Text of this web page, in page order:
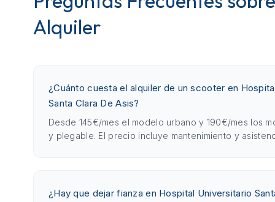
Alquiler
¿Cuánto cuesta el alquiler de un scooter en
Santa Clara De Asis?
Desde 145€/mes el modelo urbano y 190€/mes los
y plegable. El precio incluye mantenimiento y
¿Hay que dejar fianza en Hospital Universitario